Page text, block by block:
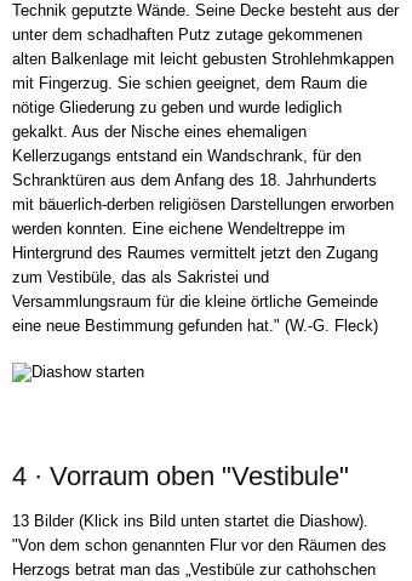
Technik geputzte Wände. Seine Decke besteht aus der
unter dem schadhaften Putz zutage gekommenen
alten Balkenlage mit leicht gebusten Strohlehmkappen
mit Fingerzug. Sie schien geeignet, dem Raum die
nötige Gliederung zu geben und wurde lediglich
gekalkt. Aus der Nische eines ehemaligen
Kellerzugangs entstand ein Wandschrank, für den
Schranktüren aus dem Anfang des 18. Jahrhunderts
mit bäuerlich-derben religiösen Darstellungen erworben
werden konnten. Eine eichene Wendeltreppe im
Hintergrund des Raumes vermittelt jetzt den Zugang
zum Vestibüle, das als Sakristei und
Versammlungsraum für die kleine örtliche Gemeinde
eine neue Bestimmung gefunden hat." (W.-G. Fleck)
4 · Vorraum oben "Vestibule"
13 Bilder (Klick ins Bild unten startet die Diashow).
"Von dem schon genannten Flur vor den Räumen des
Herzogs betrat man das „Vestibüle zur cathohschen